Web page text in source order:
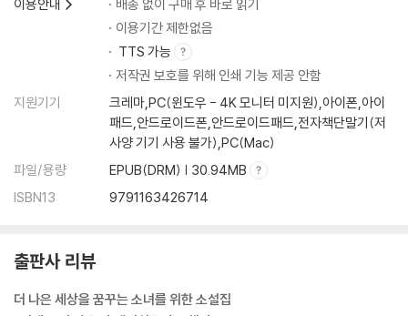
이용안내
배송 없이 구매 후 바로 읽기
이용기간 제한없음
TTS 가능
저작권 보호를 위해 인쇄 기능 제공 안함
지원기기
크레마,PC(윈도우 - 4K 모니터 미지원),아이폰,아이
패드,안드로이드폰,안드로이드패드,전자책단말기(저
사양 기기 사용 불가),PC(Mac)
파일/용량
EPUB(DRM) | 30.94MB
ISBN13
9791163426714
출판사 리뷰
더 나은 세상을 꿈꾸는 소녀를 위한 소설집